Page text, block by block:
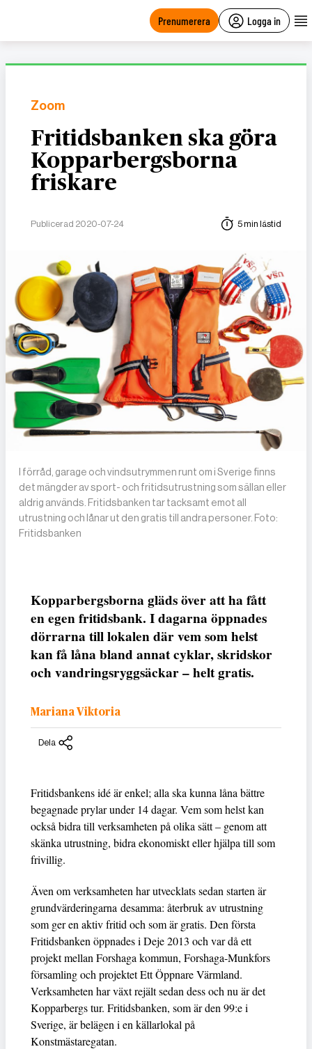
Prenumerera Logga in
Zoom
Fritidsbanken ska göra
Kopparbergsborna
friskare
Publicerad 2020-07-24 5 min lästid
I förråd, garage och vindsutrymmen runt om i Sverige finns
det mängder av sport- och fritidsutrustning som sällan eller
aldrig används. Fritidsbanken tar tacksamt emot all
utrustning och lånar ut den gratis till andra personer. Foto:
Fritidsbanken
Kopparbergsborna gläds över att ha fått
en egen fritidsbank. I dagarna öppnades
dörrarna till lokalen där vem som helst
kan få låna bland annat cyklar, skridskor
och vandringsryggsäckar – helt gratis.
Mariana Viktoria
Dela
Fritidsbankens idé är enkel; alla ska kunna låna bättre
begagnade prylar under 14 dagar. Vem som helst kan
också bidra till verksamheten på olika sätt – genom att
skänka utrustning, bidra ekonomiskt eller hjälpa till som
frivillig.
Även om verksamheten har utvecklats sedan starten är
grundvärderingarna desamma: återbruk av utrustning
som ger en aktiv fritid och som är gratis. Den första
Fritidsbanken öppnades i Deje 2013 och var då ett
projekt mellan Forshaga kommun, Forshaga-Munkfors
församling och projektet Ett Öppnare Värmland.
Verksamheten har växt rejält sedan dess och nu är det
Kopparbergs tur. Fritidsbanken, som är den 99:e i
Sverige, är belägen i en källarlokal på
Konstmästaregatan.